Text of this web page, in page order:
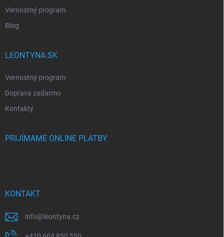
Vernostný program
Blog
LEONTYNA.SK
Vernostný program
Doprava zadarmo
Kontakty
PRIJÍMAME ONLINE PLATBY
KONTAKT
info@ leontyna.cz